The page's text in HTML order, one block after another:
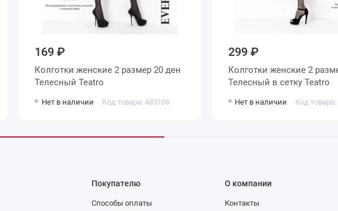
169 ₽
Колготки женские 2 размер 20 ден
Телесный Teatro
Нет в наличии Код товара: 483106
299 ₽
Колготки женские 2 размер 20 ден
Телесный в сетку Teatro
Нет в наличии Код
Покупателю
Способы оплаты
О компании
Контакты